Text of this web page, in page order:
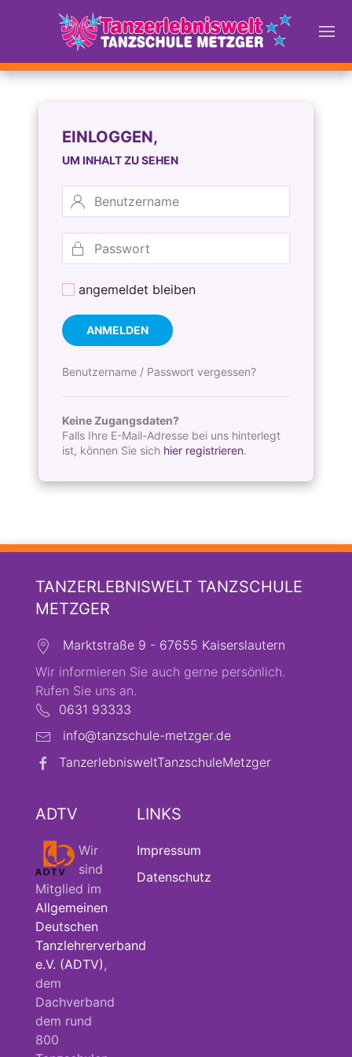
EINLOGGEN,
UM INHALT ZU SEHEN
angemeldet bleiben
ANMELDEN
Benutzername / Passwort vergessen?
Keine Zugangsdaten?
Falls Ihre E-Mail-Adresse bei uns hinterlegt
ist, können Sie sich hier registrieren.
TANZERLEBNISWELT TANZSCHULE
METZGER
Marktstraße 9 - 67655 Kaiserslautern
Wir informieren Sie auch gerne persönlich.
Rufen Sie uns an.
0631 93333
info@tanzschule-metzger.de
TanzerlebnisweltTanzschuleMetzger
ADTV
Wir
sind
Mitglied im
Allgemeinen
Deutschen
Tanzlehrerverband
e.V. (ADTV) ,
dem
Dachverband
dem rund
800
LINKS
Impressum
Datenschutz